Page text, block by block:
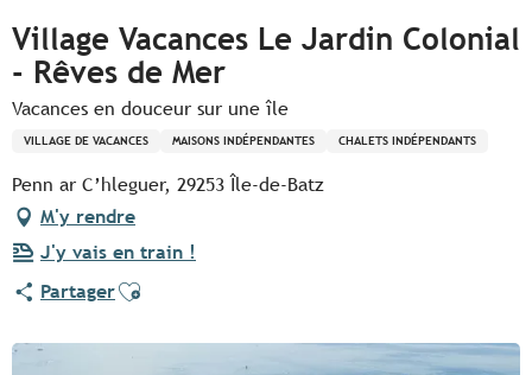
Village Vacances Le Jardin Colonial
- Rêves de Mer
Vacances en douceur sur une île
VILLAGE DE VACANCES MAISONS INDÉPENDANTES CHALETS INDÉPENDANTS
Penn ar C’hleguer, 29253 Île-de-Batz
M'y rendre
J'y vais en train !
PartagerAjouter aux favoris